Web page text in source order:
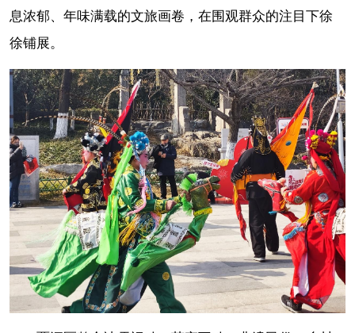
息浓郁、年味满载的文旅画卷，在围观群众的注目下徐
徐铺展。